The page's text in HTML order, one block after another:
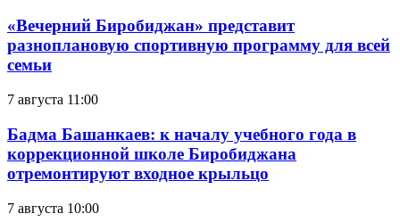
«Вечерний Биробиджан» представит
разноплановую спортивную программу для всей
семьи
7 августа 11:00
Бадма Башанкаев: к началу учебного года в
коррекционной школе Биробиджана
отремонтируют входное крыльцо
7 августа 10:00